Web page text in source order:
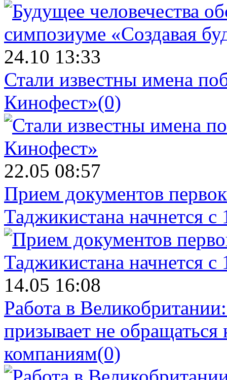
24.10 13:33
Стали известны имена
Кинофест»(0)
22.05 08:57
Прием документов
Таджикистана начнется с
14.05 16:08
Работа в
призывает не
компаниям(0)